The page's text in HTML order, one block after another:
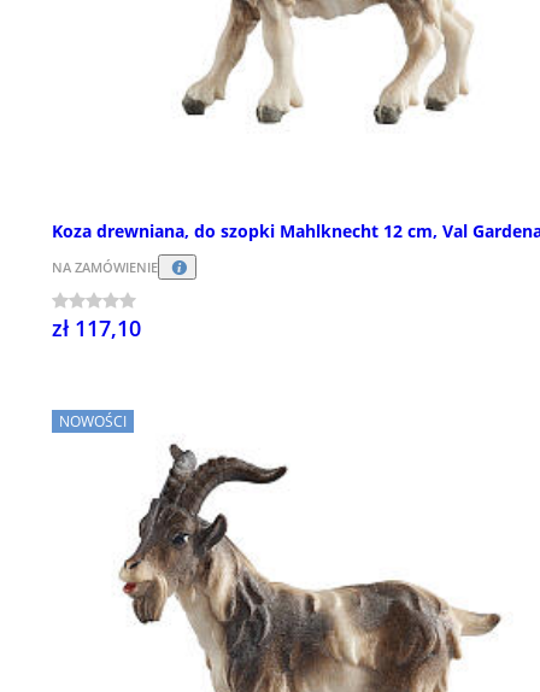
Koza drewniana, do szopki Mahlknecht 12 cm, Val
NA ZAMÓWIENIE
zł 117,10
NOWOŚCI